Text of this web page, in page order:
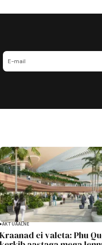
AKTUAALNE
Kraanad ei valeta: Phu